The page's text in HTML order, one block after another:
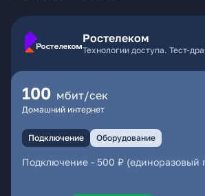
Ростелеком
Технологии доступа. Тест-
100 мбит/сек
Домашний интернет
Подключение Оборудование
Подключение - 500 ₽ (единоразовый